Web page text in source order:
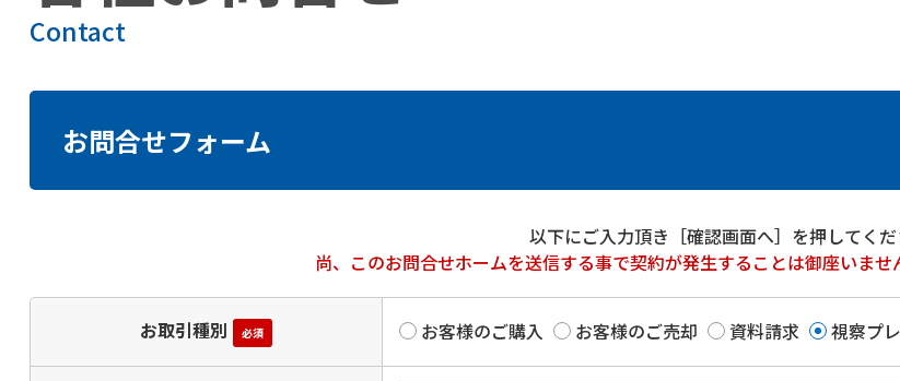
Contact
お問合せフォーム
以下にご入力頂き［確認画面へ］を押してくだ
尚、このお問合せホームを送信する事で契約が発生することは御座いませ
お取引種別 必須 お客様のご購入 お客様のご売却 資料請求 視察プ